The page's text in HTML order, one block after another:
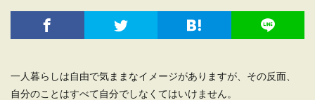
一人暮らしは自由で気ままなイメージがありますが、その反面、
自分のことはすべて自分でしなくてはいけません。